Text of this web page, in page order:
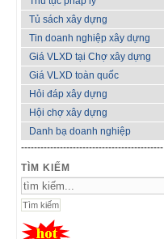
Tủ sách xây dựng
Tin doanh nghiệp xây dựng
Giá VLXD tại Chợ xây dựng
Giá VLXD toàn quốc
Hỏi đáp xây dựng
Hội chợ xây dựng
Danh bạ doanh nghiệp
--------------------------------------------
TÌM KIẾM